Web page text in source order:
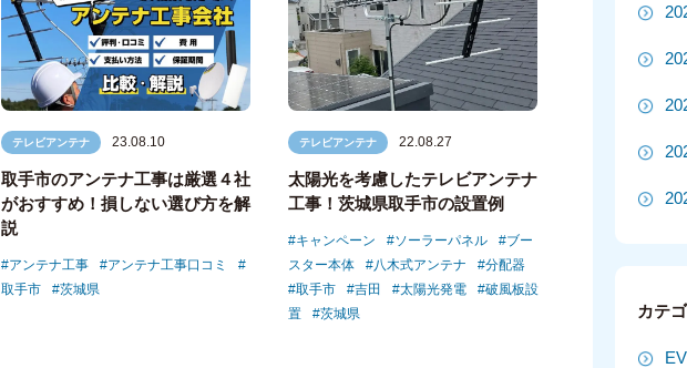
テレビアンテナ 23.08.10
取手市のアンテナ工事は厳選４社
がおすすめ！損しない選び方を解
説
アンテナ工事
アンテナ工事口コミ
取手市
茨城県
テレビアンテナ 22.08.27
太陽光を考慮したテレビアンテナ
工事！茨城県取手市の設置例
キャンペーン ソーラーパネル
ブー
スター本体
八木式アンテナ
分配器
取手市
吉田 太陽光発電
破風板設
置
茨城県 カテ